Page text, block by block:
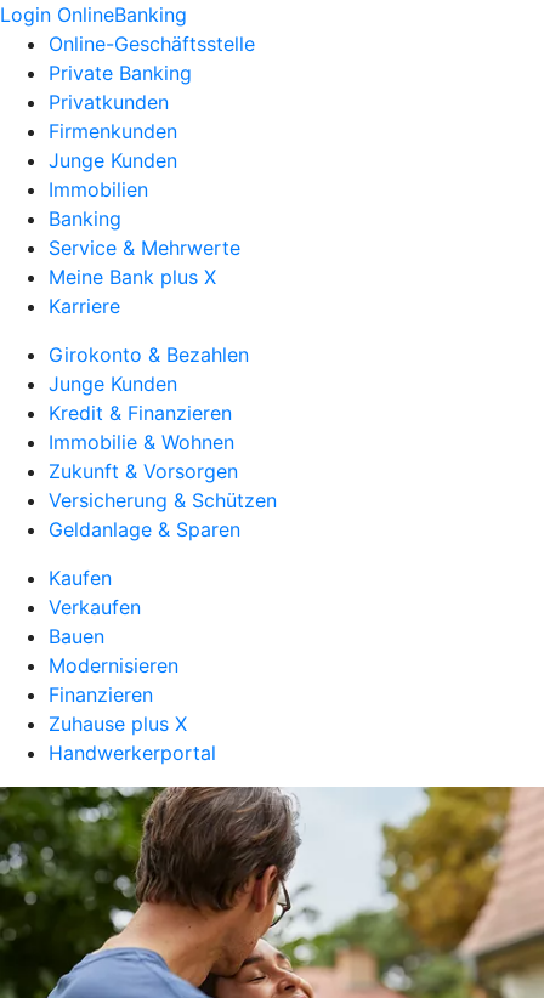
Login OnlineBanking
Online-Geschäftsstelle
Private Banking
Privatkunden
Firmenkunden
Junge Kunden
Immobilien
Banking
Service & Mehrwerte
Meine Bank plus X
Karriere
Girokonto & Bezahlen
Junge Kunden
Kredit & Finanzieren
Immobilie & Wohnen
Zukunft & Vorsorgen
Versicherung & Schützen
Geldanlage & Sparen
Kaufen
Verkaufen
Bauen
Modernisieren
Finanzieren
Zuhause plus X
Handwerkerportal